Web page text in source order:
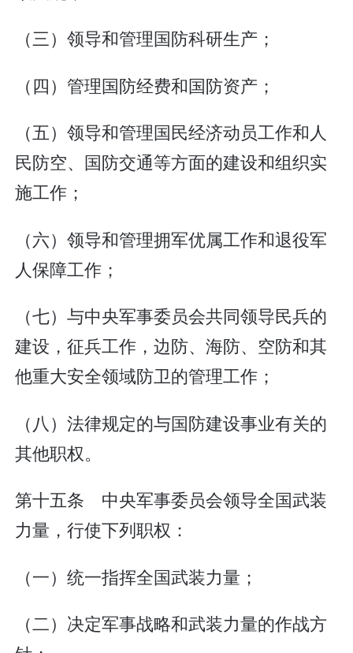
（三）领导和管理国防科研生产；
（四）管理国防经费和国防资产；
（五）领导和管理国民经济动员工作和人
民防空、国防交通等方面的建设和组织实
施工作；
（六）领导和管理拥军优属工作和退役军
人保障工作；
（七）与中央军事委员会共同领导民兵的
建设，征兵工作，边防、海防、空防和其
他重大安全领域防卫的管理工作；
（八）法律规定的与国防建设事业有关的
其他职权。
第十五条 中央军事委员会领导全国武装
力量，行使下列职权：
（一）统一指挥全国武装力量；
（二）决定军事战略和武装力量的作战方